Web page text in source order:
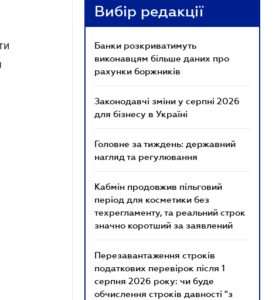
Вибір редакції
Банки розкриватимуть
виконавцям більше даних про
рахунки боржників
Законодавчі зміни у серпні 2026
для бізнесу в Україні
Головне за тиждень: державний
нагляд та регулювання
Кабмін продовжив пільговий
період для косметики без
техрегламенту, та реальний строк
значно коротший за заявлений
Перезавантаження строків
податкових перевірок після 1
серпня 2026 року: чи буде
обчислення строків давності "з